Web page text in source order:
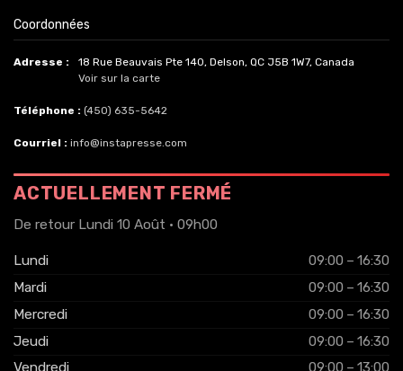
Coordonnées
Adresse :
18 Rue Beauvais Pte 140, Delson, QC J5B 1W7, Canada
Voir sur la carte
Téléphone : (450) 635-5642
Courriel : info@instapresse.com
ACTUELLEMENT FERMÉ
De retour Lundi 10 Août · 09h00
Lundi
09:00 – 16:30
Mardi
09:00 – 16:30
Mercredi
09:00 – 16:30
Jeudi
09:00 – 16:30